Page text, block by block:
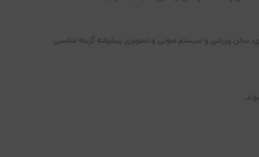
سالن ورزشی و سیستم صوتی و تصویری پیشرفته گزینه مناسبی